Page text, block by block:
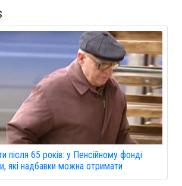
після 65 років: у Пенсійному фонді
які надбавки можна отримати